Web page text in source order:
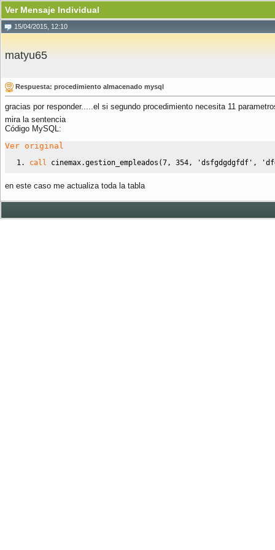
Ver Mensaje Individual
15/04/2015, 12:10
matyu65
Respuesta: procedimiento almacenado mysql
gracias por responder.....el si segundo procedimiento necesita 11
mira la sentencia
Código MySQL:
Ver original
call cinemax.gestion_empleados (7, 354, 'dsfgdgdgfdf' ,
en este caso me actualiza toda la tabla